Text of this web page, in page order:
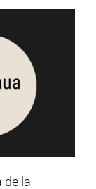
de la